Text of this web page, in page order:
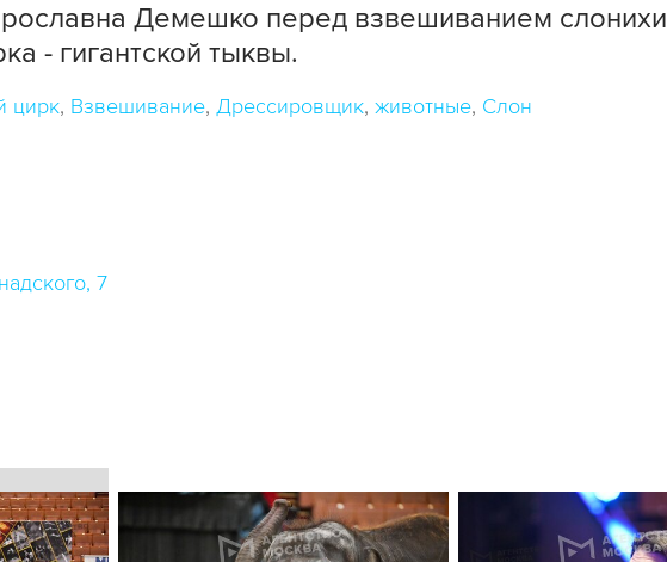
Демешко перед взвешиванием слонихи
- гигантской тыквы.
цирк Взвешивание Дрессировщик животные Слон
7